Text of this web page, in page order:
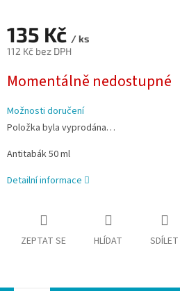
135 Kč / ks
112 Kč bez DPH
cena:
Momentálně nedostupné
Možnosti doručení
Položka byla vyprodána…
Antitabák 50 ml
Detailní informace
ZEPTAT SE HLÍDAT SDÍLET